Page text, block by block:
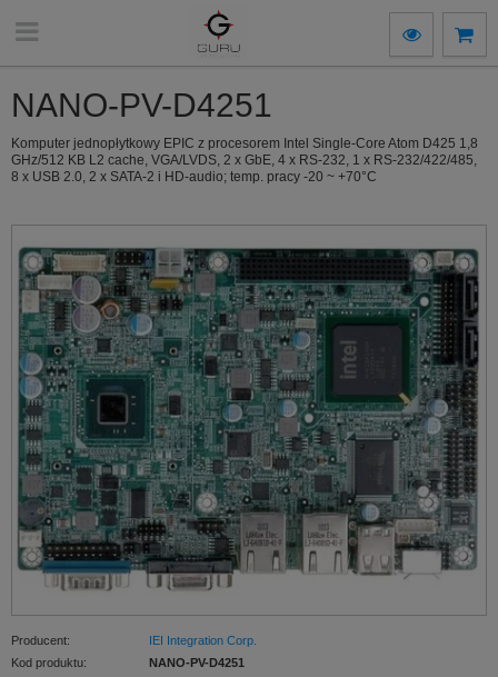
NANO-PV-D4251
Komputer jednopłytkowy EPIC z procesorem Intel Single-Core Atom D425 1,8
GHz/512 KB L2 cache, VGA/LVDS, 2 x GbE, 4 x RS-232, 1 x RS-232/422/485,
8 x USB 2.0, 2 x SATA-2 i HD-audio; temp. pracy -20 ~ +70°C
Producent:
IEI Integration Corp.
Kod produktu:
NANO-PV-D4251